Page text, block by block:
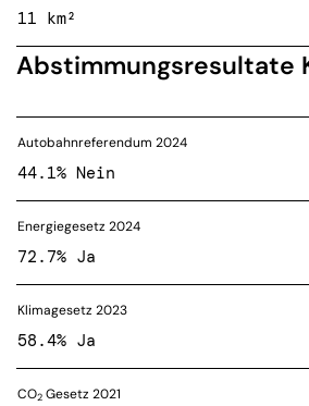
11 km²
Abstimmungsresultate
Autobahnreferendum 2024
44.1% Nein
Energiegesetz 2024
72.7% Ja
Klimagesetz 2023
58.4% Ja
CO2 Gesetz 2021